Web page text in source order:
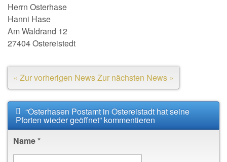
Herrn Osterhase
Hanni Hase
Am Waldrand 12
27404 Ostereistedt
« Zur vorherigen NewsZur nächsten News »
“Osterhasen Postamt in Ostereistadt hat seine
Pforten wieder geöffnet” kommentieren
Name*